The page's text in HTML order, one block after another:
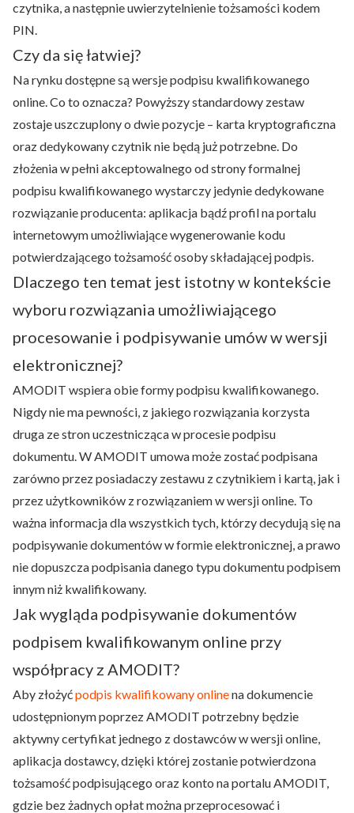
czytnika, a następnie uwierzytelnienie tożsamości kodem
PIN.
Czy da się łatwiej?
Na rynku dostępne są wersje podpisu kwalifikowanego
online. Co to oznacza? Powyższy standardowy zestaw
zostaje uszczuplony o dwie pozycje – karta kryptograficzna
oraz dedykowany czytnik nie będą już potrzebne. Do
złożenia w pełni akceptowalnego od strony formalnej
podpisu kwalifikowanego wystarczy jedynie dedykowane
rozwiązanie producenta: aplikacja bądź profil na portalu
internetowym umożliwiające wygenerowanie kodu
potwierdzającego tożsamość osoby składającej podpis.
Dlaczego ten temat jest istotny w kontekście
wyboru rozwiązania umożliwiającego
procesowanie i podpisywanie umów w wersji
elektronicznej?
AMODIT wspiera obie formy podpisu kwalifikowanego.
Nigdy nie ma pewności, z jakiego rozwiązania korzysta
druga ze stron uczestnicząca w procesie podpisu
dokumentu. W AMODIT umowa może zostać podpisana
zarówno przez posiadaczy zestawu z czytnikiem i kartą, jak i
przez użytkowników z rozwiązaniem w wersji online. To
ważna informacja dla wszystkich tych, którzy decydują się na
podpisywanie dokumentów w formie elektronicznej, a prawo
nie dopuszcza podpisania danego typu dokumentu podpisem
innym niż kwalifikowany.
Jak wygląda podpisywanie dokumentów
podpisem kwalifikowanym online przy
współpracy z AMODIT?
Aby złożyćpodpis kwalifikowany onlinena dokumencie
udostępnionym poprzez AMODIT potrzebny będzie
aktywny certyfikat jednego z dostawców w wersji online,
aplikacja dostawcy, dzięki której zostanie potwierdzona
tożsamość podpisującego oraz konto na portalu AMODIT,
gdzie bez żadnych opłat można przeprocesować i